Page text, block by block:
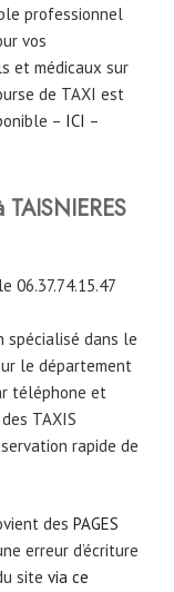
professionnel
vos
et médicaux sur
de TAXI est
– ICI –
06.37.74.15.47
spécialisé dans le
le département
téléphone et
TAXIS
rapide de
des PAGES
erreur d’écriture
site via ce